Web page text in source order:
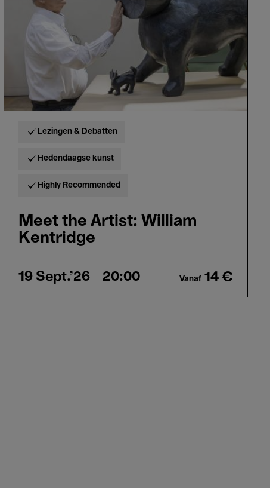
Kentridge
Lezingen & Debatten
Hedendaagse kunst
Highly Recommended
Meet the Artist: William
Kentridge
19 Sept.'26 - 20:00 Vanaf 14 €